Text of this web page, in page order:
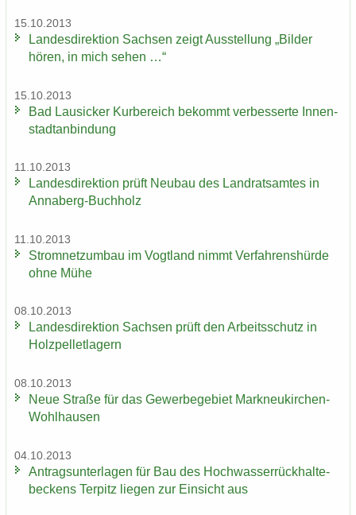
15.10.2013
Lan­des­di­rek­ti­on Sach­sen zeigt Aus­stel­lung „Bil­der
hören, in mich sehen …“
15.10.2013
Bad Lau­si­cker Kur­be­reich be­kommt ver­bes­ser­te In­nen­
stadt­an­bin­dung
11.10.2013
Lan­des­di­rek­ti­on prüft Neu­bau des Land­rats­am­tes in
Annaberg-​Buchholz
11.10.2013
Strom­netz­um­bau im Vogt­land nimmt Ver­fah­rens­hür­de
ohne Mühe
08.10.2013
Lan­des­di­rek­ti­on Sach­sen prüft den Ar­beits­schutz in
Holz­pel­let­la­gern
08.10.2013
Neue Stra­ße für das Ge­wer­be­ge­biet Markneukirchen-​
Wohlhausen
04.10.2013
An­trags­un­ter­la­gen für Bau des Hoch­was­ser­rück­hal­te­
be­ckens Ter­pitz lie­gen zur Ein­sicht aus